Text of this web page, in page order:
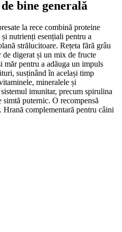
bine generală
la rece combină proteine
nutrienți esențiali pentru a
strălucitoare. Rețeta fără grâu
digerat și un mix de fructe
măr pentru a adăuga un impuls
susținând în același timp
mineralele și
imunitar, precum spirulina
simtă puternic. O recompensă
complementară pentru câini